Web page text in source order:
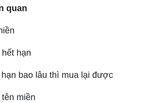
quan
hạn
bao lâu thì mua lại được
miền